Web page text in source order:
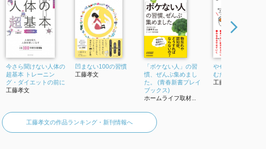
今さら聞けない人体の
超基本 トレーニン
グ・ダイエットの前に
工藤孝文
凹まない100の習慣
工藤孝文
「ボケない人」の習
慣、ぜんぶ集めまし
た。 (青春新書プレイ
ブックス)
ホームライフ取材...
やせる出汁 1日1杯飲
むだけダイエット
工藤孝文
工藤孝文の作品ランキング・新刊情報へ